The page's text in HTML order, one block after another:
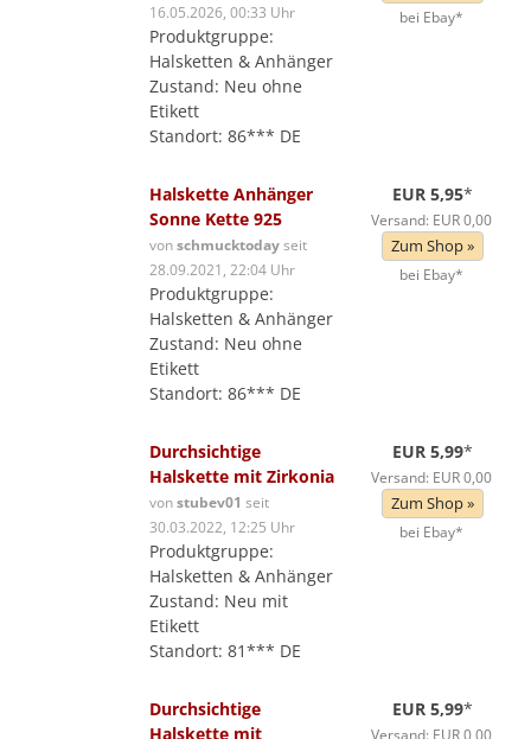
16.05.2026, 00:33 Uhr
Produktgruppe:
Halsketten & Anhänger
Zustand: Neu ohne
Etikett
Standort: 86*** DE
bei Ebay*
Halskette Anhänger
Sonne Kette 925
vonschmucktodayseit
28.09.2021, 22:04 Uhr
Produktgruppe:
Halsketten & Anhänger
Zustand: Neu ohne
Etikett
Standort: 86*** DE
EUR 5,95*
Versand: EUR 0,00
Zum Shop »
bei Ebay*
Durchsichtige
Halskette mit Zirkonia
vonstubev01 seit
30.03.2022, 12:25 Uhr
Produktgruppe:
Halsketten & Anhänger
Zustand: Neu mit
Etikett
Standort: 81*** DE
EUR 5,99*
Versand: EUR 0,00
Zum Shop »
bei Ebay*
Durchsichtige
Halskette mit
EUR 5,99*
Versand: EUR 0,00